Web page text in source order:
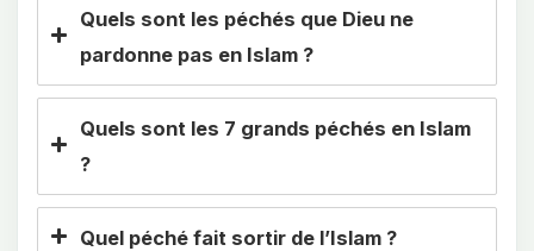
Quels sont les péchés que Dieu ne
pardonne pas en Islam ?
Quels sont les 7 grands péchés en Islam
?
Quel péché fait sortir de l’Islam ?